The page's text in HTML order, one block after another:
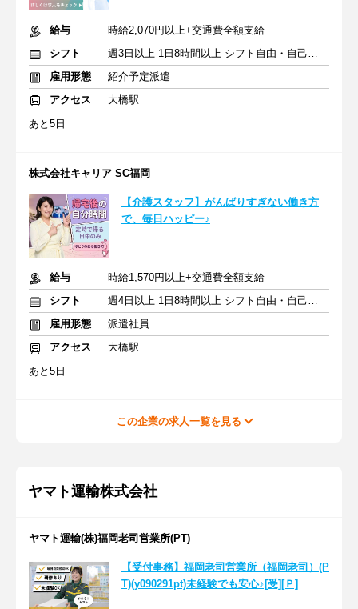
給与
時給2,070円以上+交通費全額支給
シフト
週3日以上 1日8時間以上 シフト自由・自己申告
雇用形態
紹介予定派遣
アクセス
大橋駅
あと5日
株式会社キャリア SC福岡
【介護スタッフ】がんばりすぎない働き方
で、毎日ハッピー♪
給与
時給1,570円以上+交通費全額支給
シフト
週4日以上 1日8時間以上 シフト自由・自己申告
雇用形態
派遣社員
アクセス
大橋駅
あと5日
この企業の求人一覧を見る
ヤマト運輸株式会社
ヤマト運輸(株)福岡老司営業所(PT)
【受付事務】福岡老司営業所（福岡老司）(P
T)(y090291pt)未経験でも安心♪[受][Ｐ]